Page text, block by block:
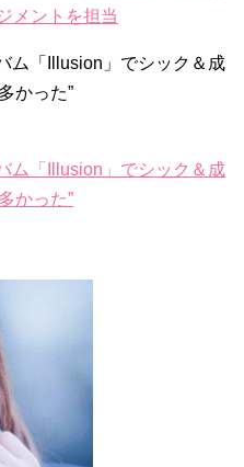
・ボミ、今日（28日）結婚……
Hyun Bin 현빈❤️ 손예진 Son Ye
ン❤️ソンイェジン / エンジョイ❕
続々 – Taka News
？「黒騎士～永遠の約束～」メイ
映像より）
フショットで近況を伝える“会いた
まず熱く掃除せよ」に出演確
ディング
館 5話」
비)OST – 정기고 (Junggigo) – 그
愛宣言…「キム秘書がなぜそう
メントを担当
ム「Illusion」でシック＆成
かった”
ム「Illusion」でシック＆成
かった”